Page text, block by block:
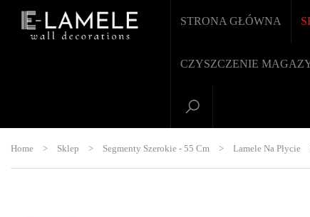
STRONA GŁÓWNA
CZYSZCZENIE
Home > Sklep > Segmenty Szerokie - 55 Cm > Lamele Na Płycie